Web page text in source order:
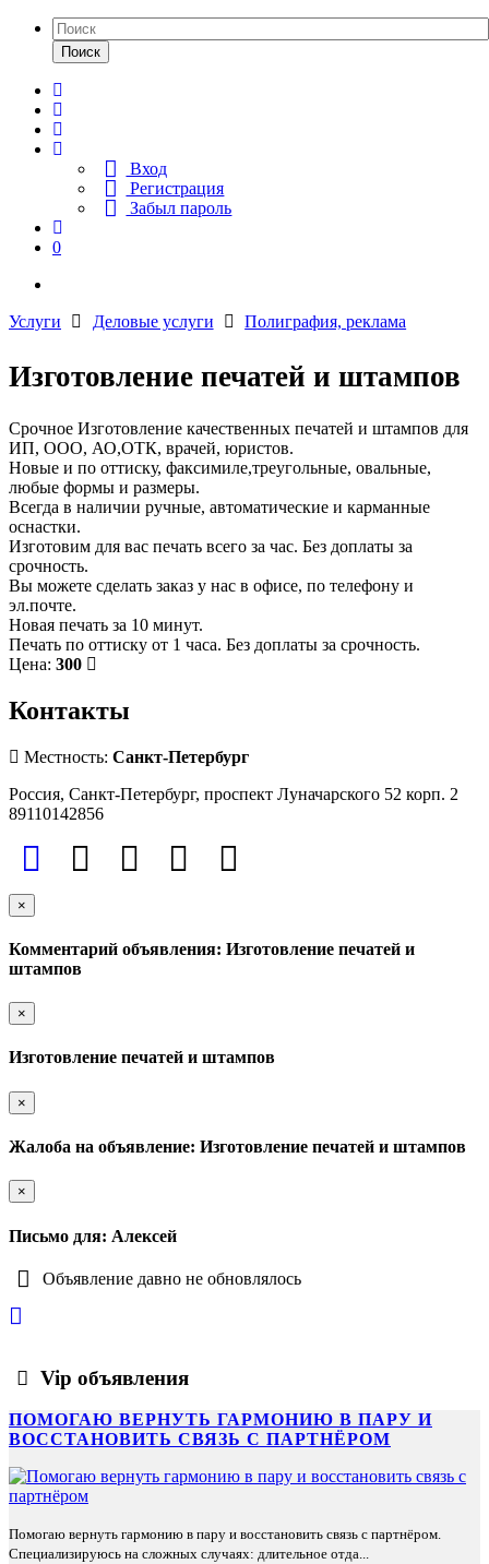
Поиск
Вход
Регистрация
Забыл пароль
0
Услуги Деловые услуги Полиграфия, реклама
Изготовление печатей и штампов
Срочное Изготовление качественных печатей и штампов для
ИП, ООО, АО,ОТК, врачей, юристов.
Новые и по оттиску, факсимиле,треугольные, овальные,
любые формы и размеры.
Всегда в наличии ручные, автоматические и карманные
оснастки.
Изготовим для вас печать всего за час. Без доплаты за
срочность.
Вы можете сделать заказ у нас в офисе, по телефону и
эл.почте.
Новая печать за 10 минут.
Печать по оттиску от 1 часа. Без доплаты за срочность.
Цена: 300
Контакты
Местность: Санкт-Петербург
Россия, Санкт-Петербург, проспект Луначарского 52 корп. 2
89110142856
×
Комментарий объявления: Изготовление печатей и
штампов
×
Изготовление печатей и штампов
×
Жалоба на объявление: Изготовление печатей и штампов
×
Письмо для: Алексей
Объявление давно не обновлялось
Vip объявления
ПОМОГАЮ ВЕРНУТЬ ГАРМОНИЮ В ПАРУ И
ВОССТАНОВИТЬ СВЯЗЬ С ПАРТНЁРОМ
Помогаю вернуть гармонию в пару и восстановить связь с партнёром.
Специализируюсь на сложных случаях: длительное отда...